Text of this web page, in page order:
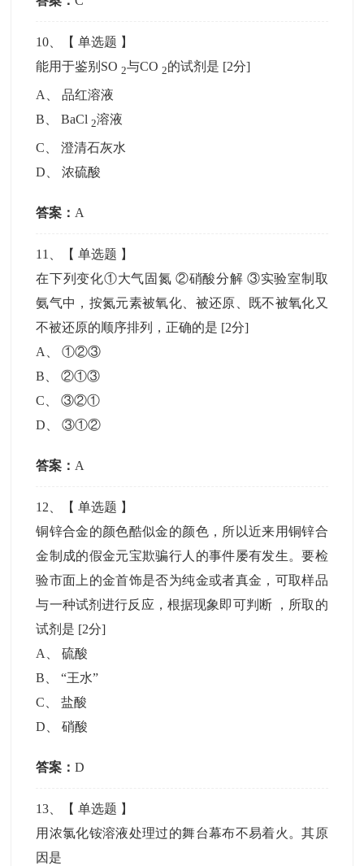
10 、【单选题 】
能用于鉴别SO2与CO2的试剂是 [2分]
A 、品红溶液
B 、BaCl2溶液
C 、澄清石灰水
D 、浓硫酸
答案： A
11 、【单选题 】
在下列变化①大气固氮 ②硝酸分解 ③实验室制取
氨气中，按氮元素被氧化、被还原、既不被氧化又
不被还原的顺序排列，正确的是 [2分]
A
、①②③
B 、②①③
C 、③②①
D 、③①②
答案： A
12 、【单选题 】
铜锌合金的颜色酷似金的颜色，所以近来用铜锌合
金制成的假金元宝欺骗行人的事件屡有发生。要检
验市面上的金首饰是否为纯金或者真金，可取样品
与一种试剂进行反应，根据现象即可判断 ，所取的
试剂是 [2分]
A
、硫酸
B 、“王水”
C 、盐酸
D 、硝酸
答案：D
13 、【单选题 】
用浓氯化铵溶液处理过的舞台幕布不易着火。其原
因是